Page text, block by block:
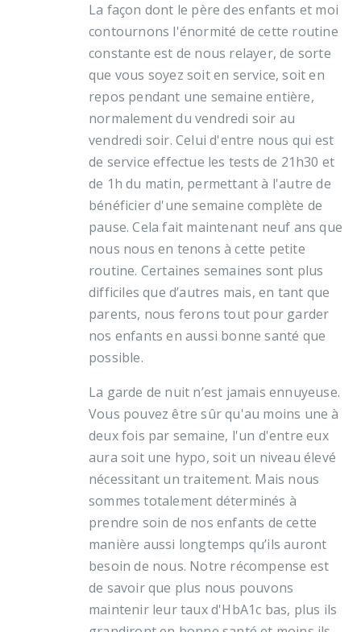
La façon dont le père des enfants et moi
contournons l'énormité de cette routine
constante est de nous relayer, de sorte
que vous soyez soit en service, soit en
repos pendant une semaine entière,
normalement du vendredi soir au
vendredi soir. Celui d'entre nous qui est
de service effectue les tests de 21h30 et
de 1h du matin, permettant à l'autre de
bénéficier d'une semaine complète de
pause. Cela fait maintenant neuf ans que
nous nous en tenons à cette petite
routine. Certaines semaines sont plus
difficiles que d’autres mais, en tant que
parents, nous ferons tout pour garder
nos enfants en aussi bonne santé que
possible.
La garde de nuit n’est jamais ennuyeuse.
Vous pouvez être sûr qu'au moins une à
deux fois par semaine, l'un d'entre eux
aura soit une hypo, soit un niveau élevé
nécessitant un traitement. Mais nous
sommes totalement déterminés à
prendre soin de nos enfants de cette
manière aussi longtemps qu’ils auront
besoin de nous. Notre récompense est
de savoir que plus nous pouvons
maintenir leur taux d'HbA1c bas, plus ils